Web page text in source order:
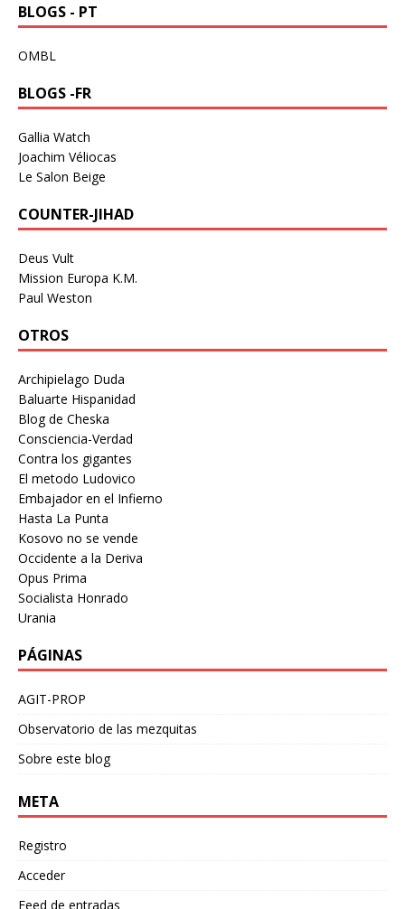
BLOGS - PT
OMBL
BLOGS -FR
Gallia Watch
Joachim Véliocas
Le Salon Beige
COUNTER-JIHAD
Deus Vult
Mission Europa K.M.
Paul Weston
OTROS
Archipielago Duda
Baluarte Hispanidad
Blog de Cheska
Consciencia-Verdad
Contra los gigantes
El metodo Ludovico
Embajador en el Infierno
Hasta La Punta
Kosovo no se vende
Occidente a la Deriva
Opus Prima
Socialista Honrado
Urania
PÁGINAS
AGIT-PROP
Observatorio de las mezquitas
Sobre este blog
META
Registro
Acceder
Feed de entradas